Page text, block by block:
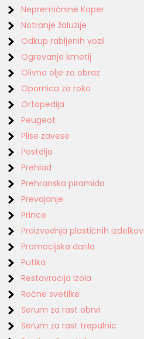
Nepremičnine Koper
Notranje žaluzije
Odkup rabljenih vozil
Ogrevanje kmetij
Olivno olje za obraz
Opornica za roko
Ortopedija
Peugeot
Plise zavese
Postelja
Prehlad
Prehranska piramida
Prevajanje
Prince
Proizvodnja plastičnih izdelkov
Promocijska darila
Putika
Restavracija Izola
Ročne svetilke
Serum za rast obrvi
Serum za rast trepalnic